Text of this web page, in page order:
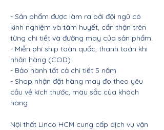
- Sản phẩm được làm ra bởi đội ngũ có
kinh nghiệm và tâm huyết, cẩn thận trên
từng chi tiết và đường may của sản phẩm.
- Miễn phí ship toàn quốc, thanh toán khi
nhận hàng (COD)
- Bảo hành tất cả chi tiết 5 năm
- Shop nhận đặt hàng may đo theo yêu
cầu về kích thước, màu sắc của khách
hàng
Nội thất Linco HCM cung cấp dịch vụ vận